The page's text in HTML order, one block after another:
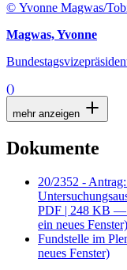
© Yvonne Magwas/
Magwas, Yvonne
()
mehr anzeigen
Dokumente
20/2352 -
PDF | 248 KB —
ein neues Fenster)
Fundstelle im
neues Fenster)